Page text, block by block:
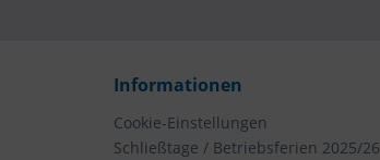
Informationen
Cookie-Einstellungen
Schließtage / Betriebsferien 2025/26